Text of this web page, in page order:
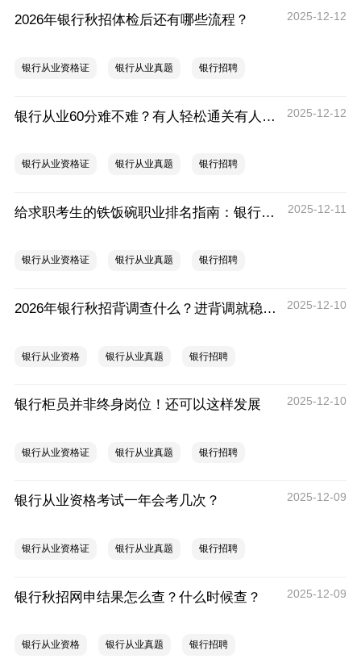
2026年银行秋招体检后还有哪些流程？ 2025-12-12
银行从业资格证 银行从业真题 银行招聘
银行从业60分难不难？有人轻松通关有人屡考失利，核心差距在这4点 2025-12-12
银行从业资格证 银行从业真题 银行招聘
给求职考生的铁饭碗职业排名指南：银行竟超公务员！榜首实至名归 2025-12-11
银行从业资格证 银行从业真题 银行招聘
2026年银行秋招背调查什么？进背调就稳了吗？ 2025-12-10
银行从业资格 银行从业真题 银行招聘
银行柜员并非终身岗位！还可以这样发展 2025-12-10
银行从业资格证 银行从业真题 银行招聘
银行从业资格考试一年会考几次？ 2025-12-09
银行从业资格证 银行从业真题 银行招聘
银行秋招网申结果怎么查？什么时候查？ 2025-12-09
银行从业资格 银行从业真题 银行招聘